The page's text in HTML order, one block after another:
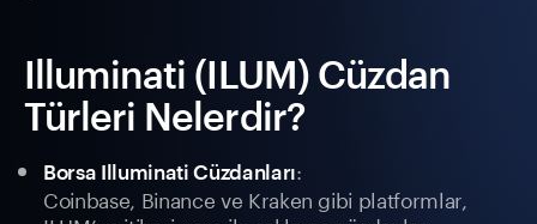
Illuminati (ILUM) Cüzdan
Türleri Nelerdir?
Borsa Illuminati Cüzdanları:
Coinbase, Binance ve Kraken gibi platformlar,